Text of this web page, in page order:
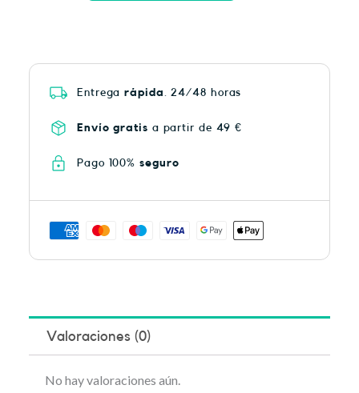
Entregarápida . 24/48 horas
Envío gratis a partir de 49 €
Pago 100% seguro
Valoraciones (0)
No hay valoraciones aún.